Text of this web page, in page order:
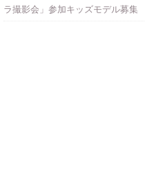
ラ撮影会」参加キッズモデル募集